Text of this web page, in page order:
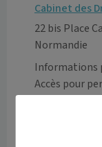
Cabinet des
22 bis Place
Normandie
Informations
Accès pour